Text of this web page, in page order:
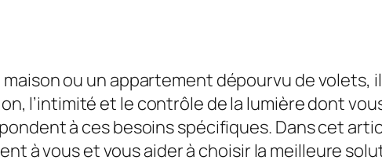
maison ou un appartement dépourvu de
l’intimité et le contrôle de la lumière dont
à ces besoins spécifiques. Dans cet
à vous et vous aider à choisir la meilleure